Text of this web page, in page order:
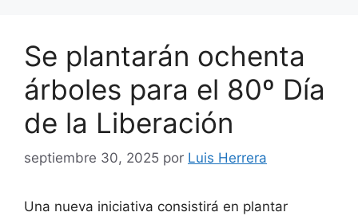
Se plantarán ochenta
árboles para el 80º Día
de la Liberación
septiembre 30, 2025 por Luis Herrera
Una nueva iniciativa consistirá en plantar